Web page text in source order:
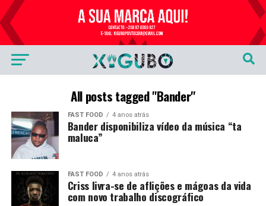
Publicidade
All posts tagged "Bander"
FAST FOOD 4 anos atrás
Bander disponibiliza vídeo da música “ta
maluca”
FAST FOOD 4 anos atrás
Criss livra-se de aflições e mágoas da vida
com novo trabalho discográfico